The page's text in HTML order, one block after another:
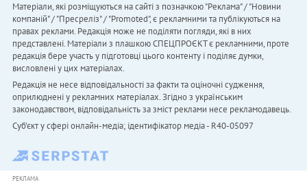
Матеріали, які розміщуються на сайті з позначкою "Реклама" / "Новини
компаній" / "Пресреліз" / "Promoted", є рекламними та публікуються на
правах реклами. Редакція може не поділяти погляди, які в них
представлені. Матеріали з плашкою СПЕЦПРОЄКТ є рекламними, проте
редакція бере участь у підготовці цього контенту і поділяє думки,
висловлені у цих матеріалах.
Редакція не несе відповідальності за факти та оціночні судження,
оприлюднені у рекламних матеріалах. Згідно з українським
законодавством, відповідальність за зміст реклами несе рекламодавець.
Cуб'єкт у сфері онлайн-медіа; ідентифікатор медіа - R40-05097
РЕКЛАМА